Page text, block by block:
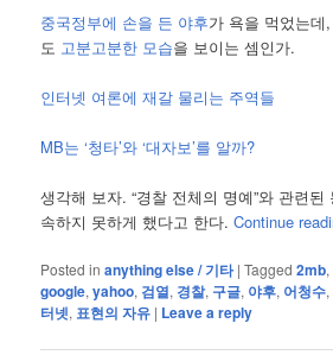
중국정부에 손을 든 야후가 욕을 먹었는데,
도 고분고분한 모습을 보이는 셈인가.
인터넷 여론에 재갈 물리는 주역들
MB는 ‘청타’와 ‘대자보’를 알까?
생각해 보자. “경찰 전체의 명예”와 관련된
속하지 못하게 했다고 한다.Continue
Posted in anything else / 기타 |Tagged 2mb,
google,yahoo, 검열, 경찰, 구글, 야후, 어청수,
터넷, 표현의 자유 | Leave a reply